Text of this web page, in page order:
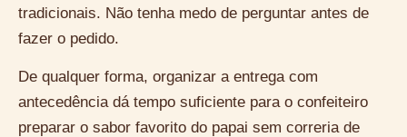
tradicionais. Não tenha medo de perguntar antes de
fazer o pedido.
De qualquer forma, organizar a entrega com
antecedência dá tempo suficiente para o confeiteiro
preparar o sabor favorito do papai sem correria de